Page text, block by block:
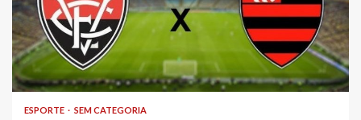
3 min read
ESPORTE SEM CATEGORIA